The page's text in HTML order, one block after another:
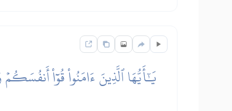
يَٰٓأَيُّهَا ٱلَّذِينَ ءَامَنُواْ قُوٓاْ